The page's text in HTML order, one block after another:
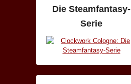
Die Steamfantasy-
Serie